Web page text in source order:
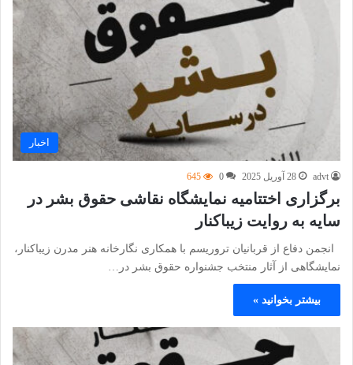
اخبار
advt 28 آوریل 2025 0
645
برگزاری اختتامیه نمایشگاه نقاشی حقوق بشر در
سایه به روایت زیباکنار
انجمن دفاع از قربانیان تروریسم با همکاری نگارخانه هنر مدرن زیباکنار،
نمایشگاهی از آثار منتخب جشنواره حقوق بشر در…
بیشتر بخوانید »